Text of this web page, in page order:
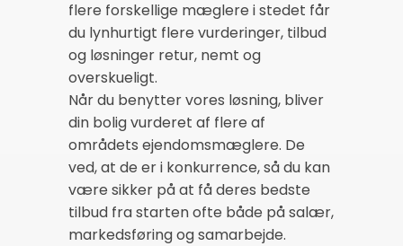
flere forskellige mæglere i stedet får
du lynhurtigt flere vurderinger, tilbud
og løsninger retur, nemt og
overskueligt.
Når du benytter vores løsning, bliver
din bolig vurderet af flere af
områdets ejendomsmæglere. De
ved, at de er i konkurrence, så du kan
være sikker på at få deres bedste
tilbud fra starten ofte både på salær,
markedsføring og samarbejde.